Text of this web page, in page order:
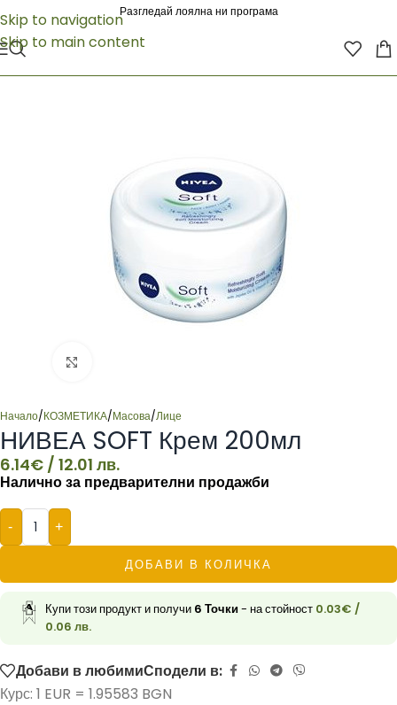
Skip to navigation
Skip to main content
Разгледай лоялна ни програма
Начало/КОЗМЕТИКА/Масова/Лице
НИВЕА SOFT Крем 200мл
6.14€ / 12.01 лв.
Налично за предварителни продажби
- +
ДОБАВИ В КОЛИЧКА
Купи този продукт и получи 6 Точки- на стойност 0.03€ /
0.06 лв.
Добави в любимиСподели в:
Курс: 1 EUR = 1.95583 BGN